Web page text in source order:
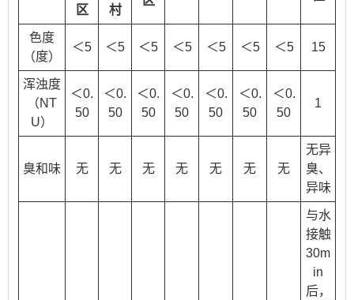
区
村
色度
（度）
＜5 ＜5 ＜5 ＜5 ＜5 ＜5 ＜5 15
浑浊度
（NT
U）
＜0.
50
＜0.
50
＜0.
50
＜0.
50
＜0.
50
＜0.
50
＜0.
50
1
臭和味 无 无 无 无 无 无 无
无异
臭、
异味
与水
接触
30m
in
后，